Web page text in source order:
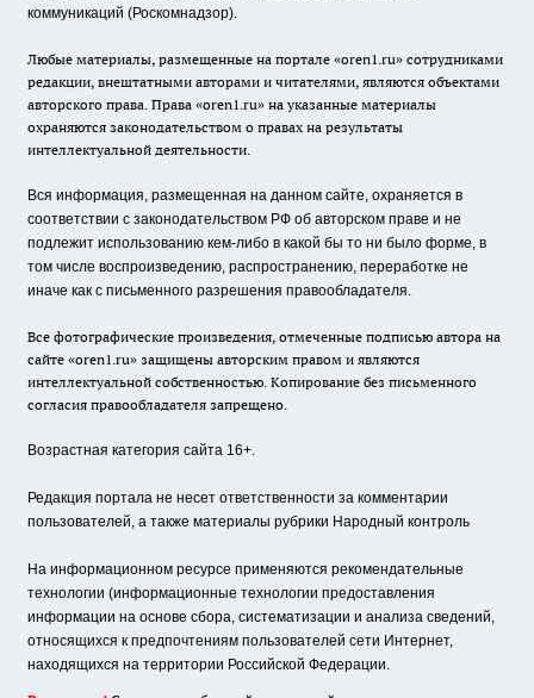
коммуникаций (Роскомнадзор).
Любые материалы, размещенные на портале «oren1.ru» сотрудниками
редакции, внештатными авторами и читателями, являются объектами
авторского права. Права «oren1.ru» на указанные материалы
охраняются законодательством о правах на результаты
интеллектуальной деятельности.
Вся информация, размещенная на данном сайте, охраняется в
соответствии с законодательством РФ об авторском праве и не
подлежит использованию кем-либо в какой бы то ни было форме, в
том числе воспроизведению, распространению, переработке не
иначе как с письменного разрешения правообладателя.
Все фотографические произведения, отмеченные подписью автора на
сайте «oren1.ru» защищены авторским правом и являются
интеллектуальной собственностью. Копирование без письменного
согласия правообладателя запрещено.
Возрастная категория сайта 16+.
Редакция портала не несет ответственности за комментарии
пользователей, а также материалы рубрики Народный контроль
На информационном ресурсе применяются рекомендательные
технологии (информационные технологии предоставления
информации на основе сбора, систематизации и анализа сведений,
относящихся к предпочтениям пользователей сети Интернет,
находящихся на территории Российской Федерации.